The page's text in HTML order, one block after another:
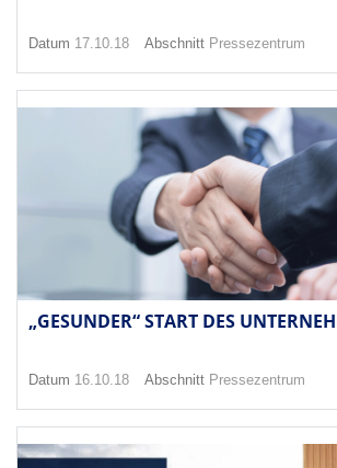
Datum 17.10.18 Abschnitt Pressezentrum
„GESUNDER“ START DES
Datum 16.10.18 Abschnitt Pressezentrum